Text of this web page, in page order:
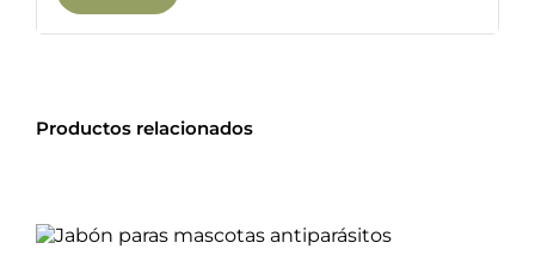
Productos relacionados
Valorado
AÑADIR AL CARRITO
/